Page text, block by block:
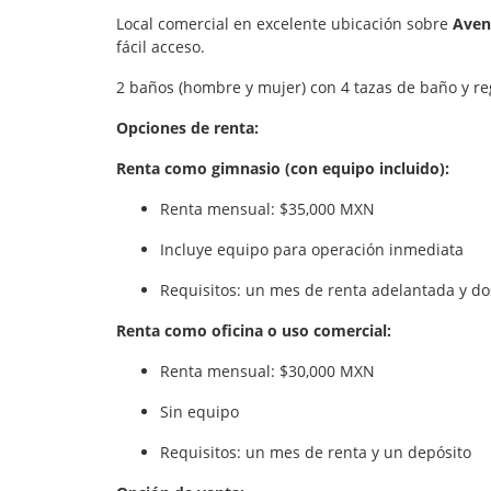
Local comercial en excelente ubicación sobre
fácil acceso.
2 baños (hombre y mujer) con 4 tazas de baño y
Opciones de renta:
Renta como gimnasio (con equipo incluido):
Renta mensual: $35,000 MXN
Incluye equipo para operación inmediata
Requisitos: un mes de renta adelantada y
Renta como oficina o uso comercial:
Renta mensual: $30,000 MXN
Sin equipo
Requisitos: un mes de renta y un depósito